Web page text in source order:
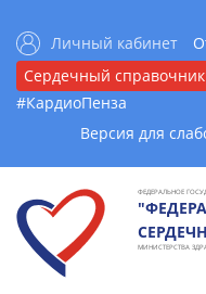
Личный кабинет
Сердечный справочник
#КардиоПенза
Версия для
ФЕДЕРАЛЬНОЕ
МИНИСТЕРСТВА